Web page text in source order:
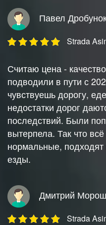
Павел
Strada
Считаю цена -
подводили в пути с
чувствуешь дорогу,
недостатки дорог
последствий. Были
вытерпела. Так что
нормальные,
езды.
Дмитрий
Strada